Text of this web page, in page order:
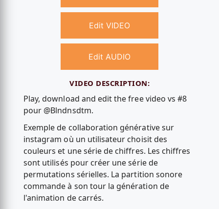
Edit VIDEO
Edit AUDIO
VIDEO DESCRIPTION:
Play, download and edit the free video vs #8
pour @Blndnsdtm.
Exemple de collaboration générative sur
instagram où un utilisateur choisit des
couleurs et une série de chiffres. Les chiffres
sont utilisés pour créer une série de
permutations sérielles. La partition sonore
commande à son tour la génération de
l'animation de carrés.